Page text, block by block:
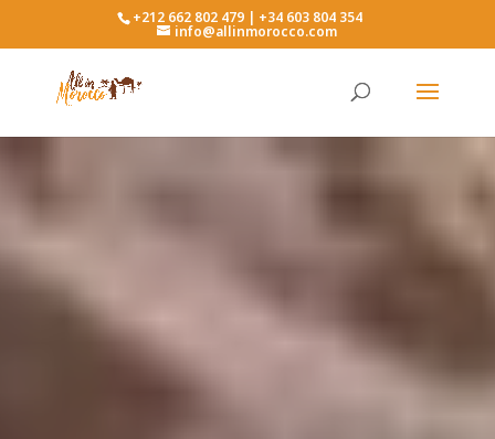
+212 662 802 479 | +34 603 804 354
info@allinmorocco.com